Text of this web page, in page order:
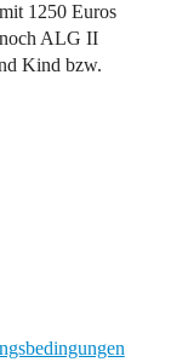
1250 Euros
ALG II
Kind bzw.